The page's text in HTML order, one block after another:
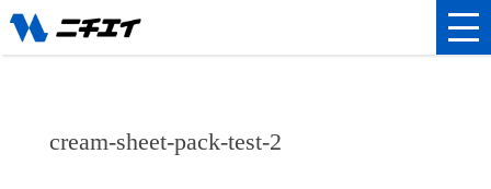
cream-sheet-pack-test-2